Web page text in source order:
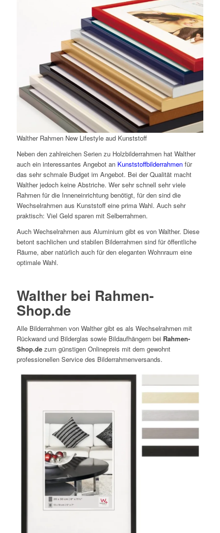
Walther Rahmen New Lifestyle aud Kunststoff
Neben den zahlreichen Serien zu Holzbilderrahmen hat Walther
auch ein interessantes Angebot an Kunststoffbilderrahmenfür
das sehr schmale Budget im Angebot. Bei der Qualität macht
Walther jedoch keine Abstriche. Wer sehr schnell sehr viele
Rahmen für die Inneneinrichtung benötigt, für den sind die
Wechselrahmen aus Kunststoff eine prima Wahl. Auch sehr
praktisch: Viel Geld sparen mit Selberrahmen.
Auch Wechselrahmen aus Aluminium gibt es von Walther. Diese
betont sachlichen und stabilen Bilderrahmen sind für öffentliche
Räume, aber natürlich auch für den eleganten Wohnraum eine
optimale Wahl.
Walther bei Rahmen-
Shop.de
Alle Bilderrahmen von Walther gibt es als Wechselrahmen mit
Rückwand und Bilderglas sowie Bildaufhängern bei Rahmen-
Shop.dezum günstigen Onlinepreis mit dem gewohnt
professionellen Service des Bilderrahmenversands.